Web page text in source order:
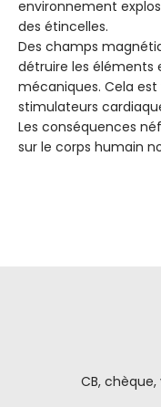
environnement
des étincelles.
Des champs
détruire les éléments
mécaniques. Cela
stimulateurs
Les conséquences
sur le corps humain
CB,